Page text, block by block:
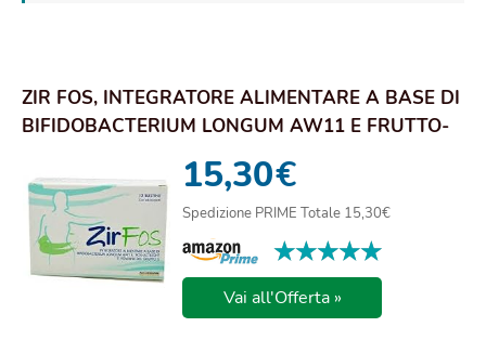
ZIR FOS, INTEGRATORE ALIMENTARE A BASE DI
BIFIDOBACTERIUM LONGUM AW11 E FRUTTO-
15,30€
Spedizione PRIME Totale 15,30€
★★★★★
★★★★★
Vai all'Offerta »